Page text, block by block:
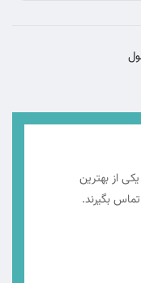
از بهترین
بگیرند.